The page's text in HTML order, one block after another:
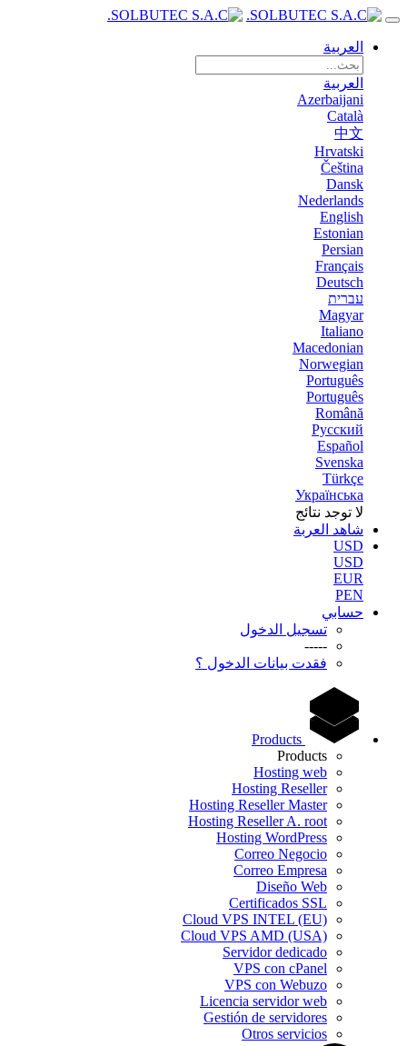
العربية
العربية
Azerbaijani
Català
中文
Hrvatski
Čeština
Dansk
Nederlands
English
Estonian
Persian
Français
Deutsch
עברית
Magyar
Italiano
Macedonian
Norwegian
Português
Português
Română
Русский
Español
Svenska
Türkçe
Українська
لا توجد نتائج
شاهد العربة
USD
USD
EUR
PEN
حسابي
تسجيل الدخول
-----
فقدت بيانات الدخول ؟
Products
Products
Hosting web
Hosting Reseller
Hosting Reseller Master
Hosting Reseller A. root
Hosting WordPress
Correo Negocio
Correo Empresa
Diseño Web
Certificados SSL
Cloud VPS INTEL (EU)
Cloud VPS AMD (USA)
Servidor dedicado
VPS con cPanel
VPS con Webuzo
Licencia servidor web
Gestión de servidores
Otros servicios